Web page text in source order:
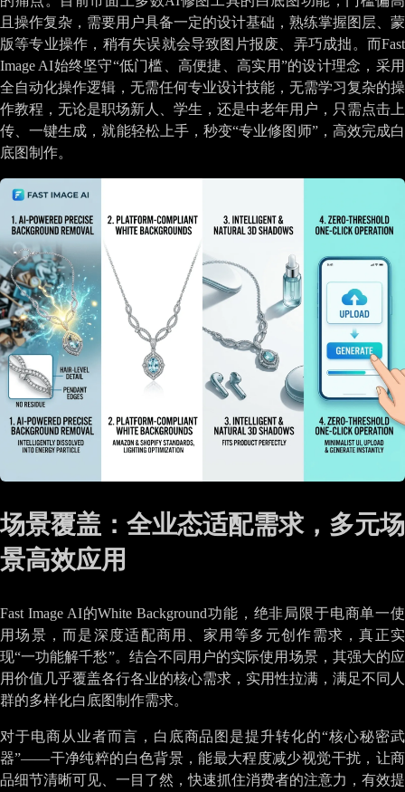
且操作复杂，需要用户具备一定的设计基础，熟练掌握图层、蒙
版等专业操作，稍有失误就会导致图片报废、弄巧成拙。而Fast
Image AI始终坚守“低门槛、高便捷、高实用”的设计理念，采用
全自动化操作逻辑，无需任何专业设计技能，无需学习复杂的操
作教程，无论是职场新人、学生，还是中老年用户，只需点击上
传、一键生成，就能轻松上手，秒变“专业修图师”，高效完成白
底图制作。
场景覆盖：全业态适配需求，多元场
景高效应用
Fast Image AI的White Background功能，绝非局限于电商单一使
用场景，而是深度适配商用、家用等多元创作需求，真正实
现“一功能解千愁”。结合不同用户的实际使用场景，其强大的应
用价值几乎覆盖各行各业的核心需求，实用性拉满，满足不同人
群的多样化白底图制作需求。
对于电商从业者而言，白底商品图是提升转化的“核心秘密武
器”——干净纯粹的白色背景，能最大程度减少视觉干扰，让商
品细节清晰可见、一目了然，快速抓住消费者的注意力，有效提